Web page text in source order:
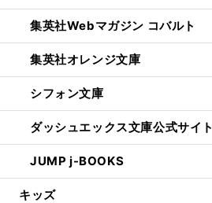
集英社Webマガジン コバルト
集英社オレンジ文庫
シフォン文庫
ダッシュエックス文庫公式サイト
JUMP j-BOOKS
キッズ